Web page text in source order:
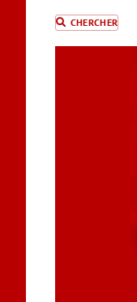
CHERCHER